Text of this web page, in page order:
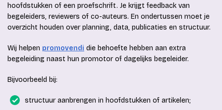
hoofdstukken of een proefschrift. Je krijgt feedback van
begeleiders, reviewers of co-auteurs. En ondertussen moet je
overzicht houden over planning, data, publicaties en structuur.
Wij helpen promovendi die behoefte hebben aan extra
begeleiding naast hun promotor of dagelijks begeleider.
Bijvoorbeeld bij:
structuur aanbrengen in hoofdstukken of artikelen;